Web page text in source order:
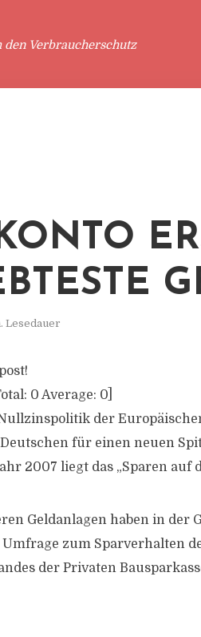
Verbraucherschutz
Lesedauer
0 Average: 0
der
für einen neuen
2007 liegt das „Sparen auf
Geldanlagen haben in der
zum Sparverhalten
der Privaten